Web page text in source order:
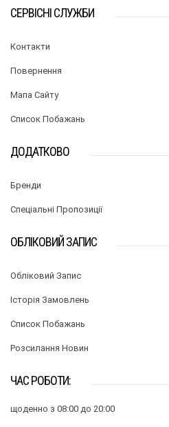
СЕРВІСНІ СЛУЖБИ
Контакти
Повернення
Мапа Сайту
Список Побажань
ДОДАТКОВО
Бренди
Спеціальні Пропозиції
ОБЛІКОВИЙ ЗАПИС
Обліковий Запис
Історія Замовлень
Список Побажань
Розсилання Новин
ЧАС РОБОТИ:
щоденно з 08:00 до 20:00